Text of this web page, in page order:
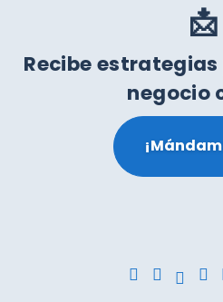
📩
Recibe
negocio